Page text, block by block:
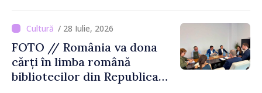
/ 28 Iulie, 2026
FOTO // România va dona
cărți în limba română
bibliotecilor din Republica